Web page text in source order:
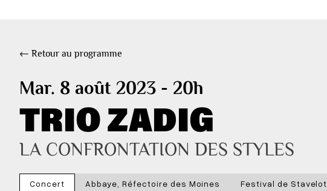
← Retour au programme
Mar. 8 août 2023 - 20h
TRIO ZADIG
LA CONFRONTATION DES STYLES
Concert Abbaye, Réfectoire des Moines Festival de Stavelot